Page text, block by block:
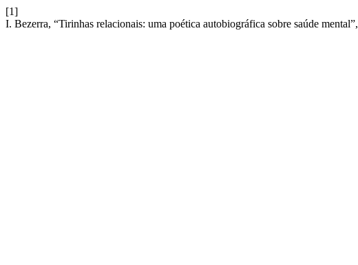
[1]
I. Bezerra, “Tirinhas relacionais: uma poética autobiográfica sobre saúde mental”,